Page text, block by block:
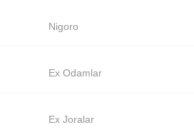
Nigoro
Ex Odamlar
Ex Joralar